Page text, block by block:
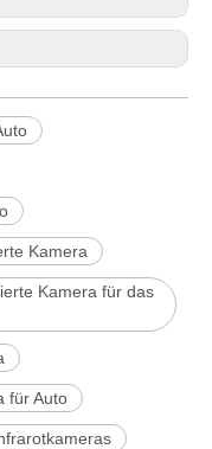
Kamera
Kamera für das
für Auto